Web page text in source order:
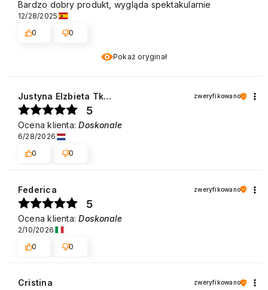
Pokaż oryginał
Bardzo dobry produkt, wygląda spektakularnie
12/28/2025
0
0
Justyna Elzbieta Tk... zweryfikowano
5
Ocena klienta:Doskonale
6/28/2026
0
0
Federica zweryfikowano
5
Ocena klienta:Doskonale
2/10/2026
0
0
Cristina zweryfikowano